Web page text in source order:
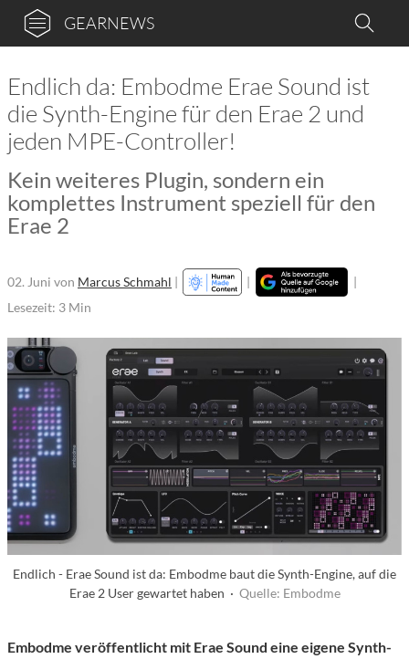
GEARNEWS
Endlich da: Embodme Erae Sound ist
die Synth-Engine für den Erae 2 und
jeden MPE-Controller!
Kein weiteres Plugin, sondern ein
komplettes Instrument speziell für den
Erae 2
02. Juni von Marcus Schmahl | |
|
Lesezeit: 3 Min
Endlich - Erae Sound ist da: Embodme baut die Synth-Engine, auf die
Erae 2 User gewartet haben · Quelle: Embodme
Embodme veröffentlicht mit Erae Sound eine eigene Synth-